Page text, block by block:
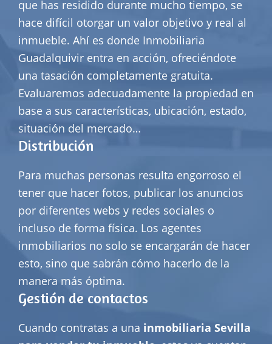
que has residido durante mucho tiempo, se
hace difícil otorgar un valor objetivo y real al
inmueble. Ahí es donde Inmobiliaria
Guadalquivir entra en acción, ofreciéndote
una tasación completamente gratuita.
Evaluaremos adecuadamente la propiedad en
base a sus características, ubicación, estado,
situación del mercado…
Distribución
Para muchas personas resulta engorroso el
tener que hacer fotos, publicar los anuncios
por diferentes webs y redes sociales o
incluso de forma física. Los agentes
inmobiliarios no solo se encargarán de hacer
esto, sino que sabrán cómo hacerlo de la
manera más óptima.
Gestión de contactos
Cuando contratas a una inmobiliaria Sevilla